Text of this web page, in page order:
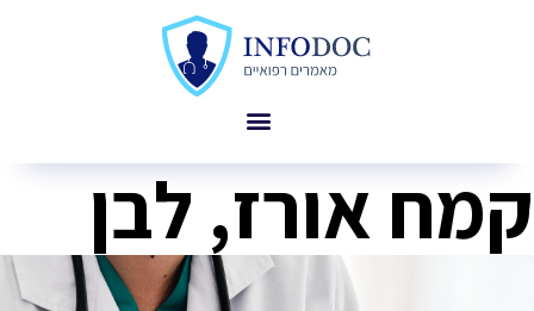
קמח אורז, לבן